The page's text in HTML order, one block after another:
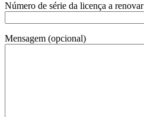
Número de série da licença a renovar
Mensagem (opcional)